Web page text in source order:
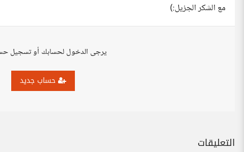
مع الشكر الجزيل:)
يرجى الدخول لحسابك أو تسجيل
حساب جديد
التعليقات